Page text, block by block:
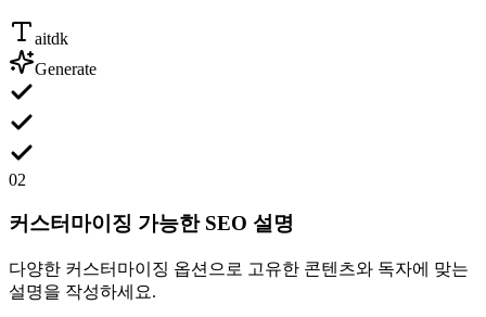
aitdk
Generate
02
커스터마이징 가능한 SEO 설명
다양한 커스터마이징 옵션으로 고유한 콘텐츠와 독자에 맞는
설명을 작성하세요.